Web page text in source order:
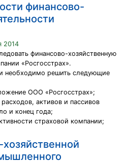
финансово-
2014
финансово-хозяйственную
«Росгосстрах».
необходимо решить следующие
ООО «Росгосстрах»;
активов и пассивов
и конец года;
страховой компании;